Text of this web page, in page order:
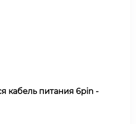
кабель питания 6pin -